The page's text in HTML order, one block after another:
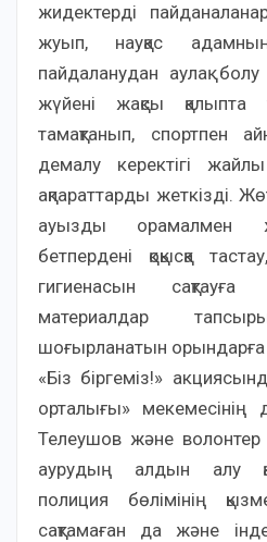
жидектерді
жуып, науқас
пайдаланудан аулақ болу
жүйені жақсы
тамақтанып, спортпен
демалу керектігі
ақпараттарды жеткізді.
ауызды орамалмен
бетпердені қоқысқа
гигиенасын
материалдар
шоғырланатын орындарға
«Біз біргеміз!»
орталығы» мекемесінің
Телеушов және волонтер
аурудың алдын алу
полиция бөлімінің
сақтамаған да және